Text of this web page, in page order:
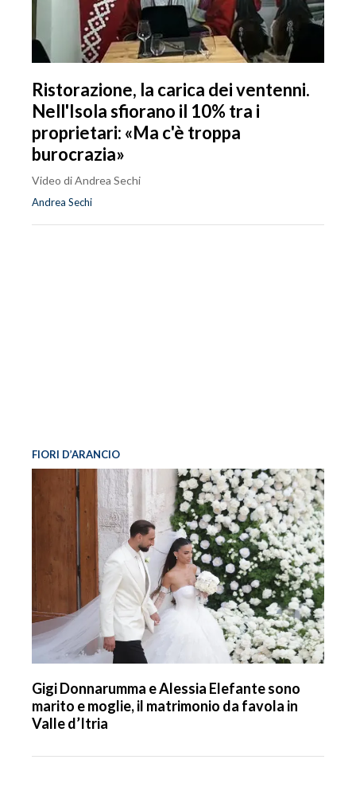
Ristorazione, la carica dei ventenni.
Nell'Isola sfiorano il 10% tra i
proprietari: «Ma c'è troppa
burocrazia»
Video di Andrea Sechi
Andrea Sechi
FIORI D’ARANCIO
Gigi Donnarumma e Alessia Elefante sono
marito e moglie, il matrimonio da favola in
Valle d’Itria